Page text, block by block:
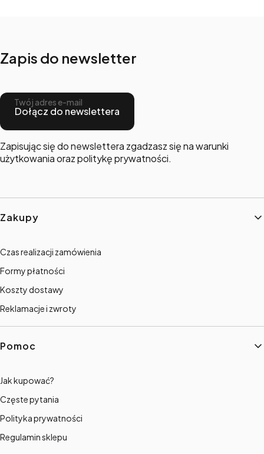
Zapis do newsletter
Twój adres e-mail
Dołącz do newslettera
Zapisując się do newslettera zgadzasz się na warunki
użytkowania oraz politykę prywatności.
Linki w stopce
Zakupy
Czas realizacji zamówienia
Formy płatności
Koszty dostawy
Reklamacje i zwroty
Pomoc
Jak kupować?
Częste pytania
Polityka prywatności
Regulamin sklepu